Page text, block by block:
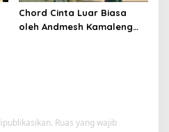
Chord Cinta Luar Biasa
oleh Andmesh Kamaleng
Ruas yang wajib